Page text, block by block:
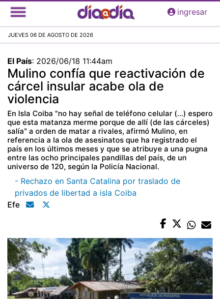
Pasar
al
principal
ingresar
JUEVES 06 DE AGOSTO DE 2026
El País: 2026/06/18 11:44am
Mulino confía que reactivación de
cárcel insular acabe ola de
violencia
En Isla Coiba "no hay señal de teléfono celular (...) espero
que esta matanza merme porque de allí (de las cárceles)
salía" a orden de matar a rivales, afirmó Mulino, en
referencia a la ola de asesinatos que ha registrado el
país en los últimos meses y que se atribuye a una pugna
entre las ocho principales pandillas del país, de un
universo de 120, según la Policía Nacional.
- Rechazo en Santa Catalina por traslado de
privados de libertad a isla Coiba
Efe